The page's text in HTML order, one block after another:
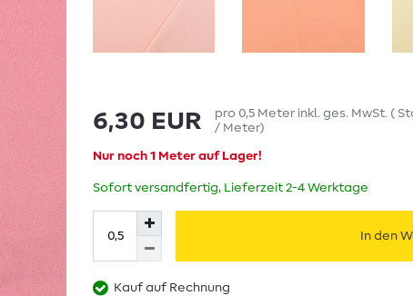
6,30 EUR pro 0,5 Meter inkl. ges. MwSt. (
/ Meter)
Nur noch 1 Meter auf Lager!
Sofort versandfertig, Lieferzeit 2-4 Werktage
In den
Kauf auf Rechnung